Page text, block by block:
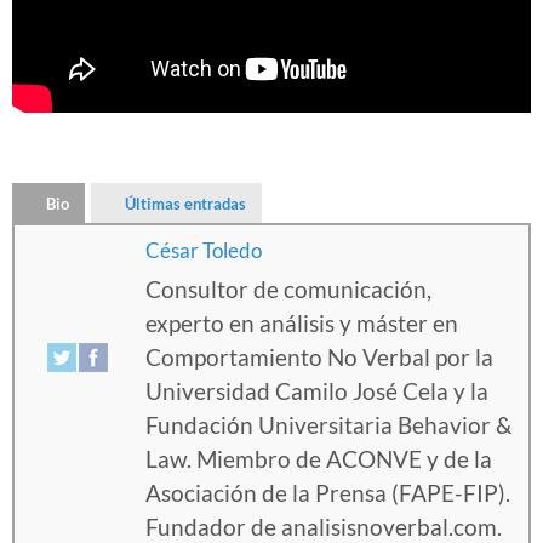
Bio Últimas entradas
César Toledo
Consultor de comunicación,
experto en análisis y máster en
Comportamiento No Verbal por la
Universidad Camilo José Cela y la
Fundación Universitaria Behavior &
Law. Miembro de ACONVE y de la
Asociación de la Prensa (FAPE-FIP).
Fundador de analisisnoverbal.com.